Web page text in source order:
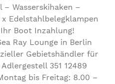
– Wasserskihaken –
Edelstahlbelegklampen
Boot Inzahlung!
Ray Lounge in Berlin
Gebietshändler für
351 12489
bis Freitag: 8.00 –